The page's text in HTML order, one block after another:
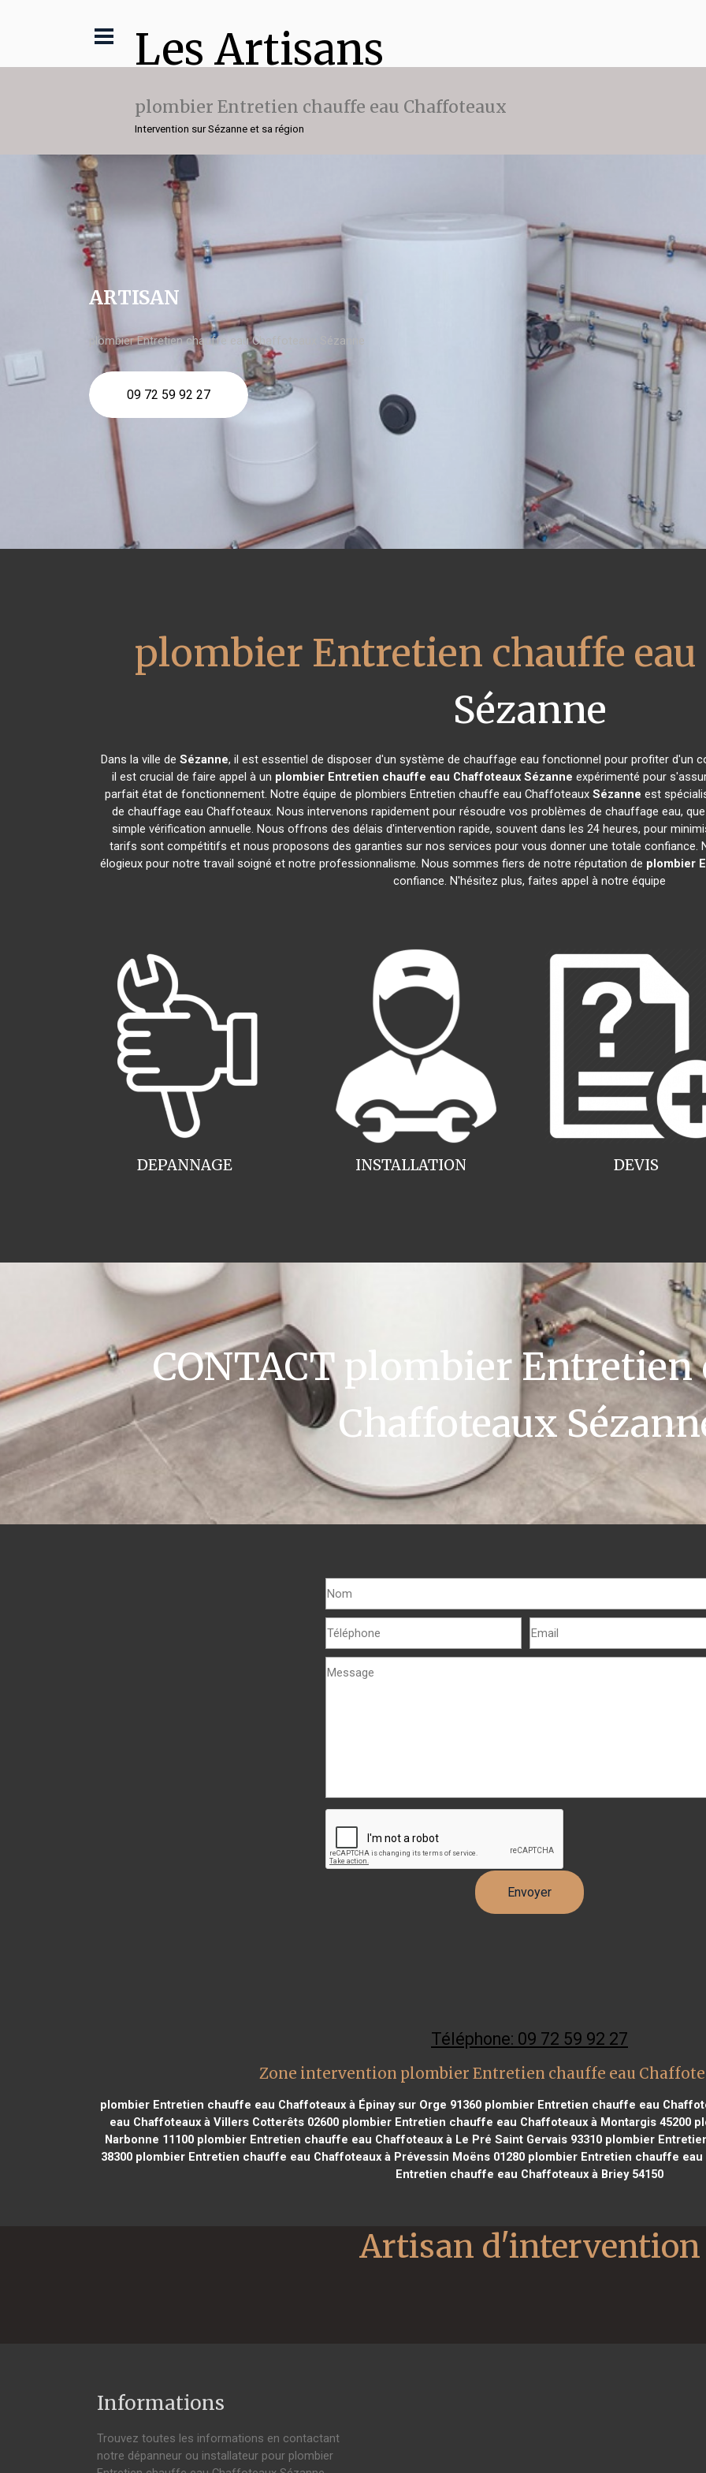
Les Artisans
plombier Entretien chauffe eau Chaffoteaux
Intervention sur Sézanne et sa région
ARTISAN
plombier Entretien chauffe eau Chaffoteaux Sézanne
09 72 59 92 27
plombier Entretien chauffe
Sézanne
Dans la ville de Sézanne, il est essentiel de disposer d'un système de chauffage eau fonctionnel pour profiter d'un
il est crucial de faire appel à un plombier Entretien chauffe eau Chaffoteaux Sézanne expérimenté pour
parfait état de fonctionnement. Notre équipe de plombiers Entretien chauffe eau Chaffoteaux Sézanne est
de chauffage eau Chaffoteaux. Nous intervenons rapidement pour résoudre vos problèmes de chauffage eau,
simple vérification annuelle. Nous offrons des délais d'intervention rapide, souvent dans les 24 heures, pour
tarifs sont compétitifs et nous proposons des garanties sur nos services pour vous donner une totale
élogieux pour notre travail soigné et notre professionnalisme. Nous sommes fiers de notre réputation de plombier
confiance. N'hésitez plus, faites appel à notre équipe
INSTALLATION
DEPANNAGE DEVIS
CONTACT plombier Entretien
Chaffoteaux
Téléphone: 09 72 59 92 27
Zone intervention plombier Entretien chauffe eau
plombier Entretien chauffe eau Chaffoteaux à Épinay sur Orge 91360 plombier Entretien chauffe eau
eau Chaffoteaux à Villers Cotterêts 02600 plombier Entretien chauffe eau Chaffoteaux à Montargis 45200
Narbonne 11100 plombier Entretien chauffe eau Chaffoteaux à Le Pré Saint Gervais 93310 plombier
38300 plombier Entretien chauffe eau Chaffoteaux à Prévessin Moëns 01280 plombier Entretien chauffe eau
Entretien chauffe eau Chaffoteaux à Briey 54150
Informations
Trouvez toutes les informations en contactant
notre dépanneur ou installateur pour plombier
Artisan d'intervention